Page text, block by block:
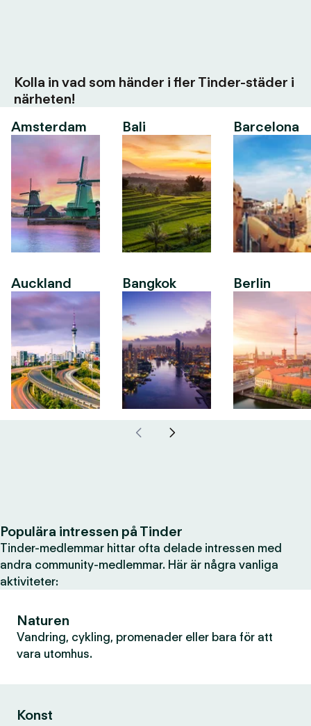
Kolla in vad som händer i fler Tinder-städer i
närheten!
Amsterdam
Auckland
Bali
Bangkok
Barcelona
Berlin
Populära intressen på Tinder
Tinder-medlemmar hittar ofta delade intressen med
andra community-medlemmar. Här är några vanliga
aktiviteter:
Naturen
Vandring, cykling, promenader eller bara för att
vara utomhus.
Konst